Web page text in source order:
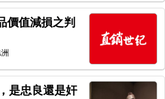
價值減損之判
是忠良還是奸